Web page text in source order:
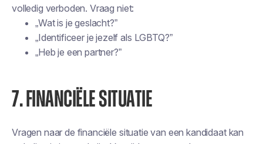
volledig verboden. Vraag niet:
„Wat is je geslacht?”
„Identificeer je jezelf als LGBTQ?”
„Heb je een partner?”
7. FINANCIËLE SITUATIE
Vragen naar de financiële situatie van een kandidaat kan